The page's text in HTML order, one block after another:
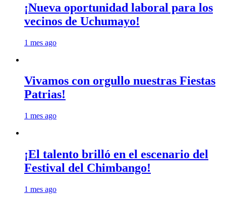
¡Nueva oportunidad laboral para los
vecinos de Uchumayo!
1 mes ago
Vivamos con orgullo nuestras Fiestas
Patrias!
1 mes ago
¡El talento brilló en el escenario del
Festival del Chimbango!
1 mes ago